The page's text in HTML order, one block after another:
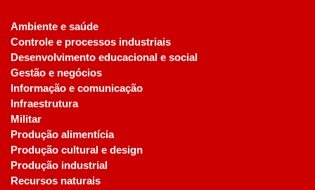
Ambiente e saúde
Controle e processos industriais
Desenvolvimento educacional e social
Gestão e negócios
Informação e comunicação
Infraestrutura
Militar
Produção alimentícia
Produção cultural e design
Produção industrial
Recursos naturais